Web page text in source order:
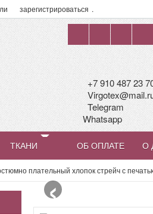
зарегистрироваться .
+7 910 487 23
Telegram
Whatsapp
ТКАНИ ОБ ОПЛАТЕ О
плательный хлопок стрейч с
‹